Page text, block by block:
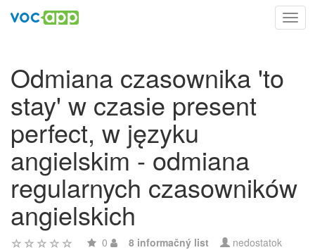
Odmiana czasownika 'to
stay' w czasie present
perfect, w języku
angielskim - odmiana
regularnych czasowników
angielskich
0 8 informačný list nedostatok